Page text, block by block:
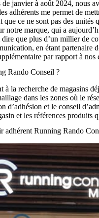
janvier à août 2024, nous
adhérents me permet de
ce ne sont pas des
notre marque, qui a
que plus d’un millier de
en étant
par rapport à nos
Rando Conseil ?
à la recherche de magasins
dans les zones où le
d’adhésion et le conseil
et les références produits
adhérent Running Rando